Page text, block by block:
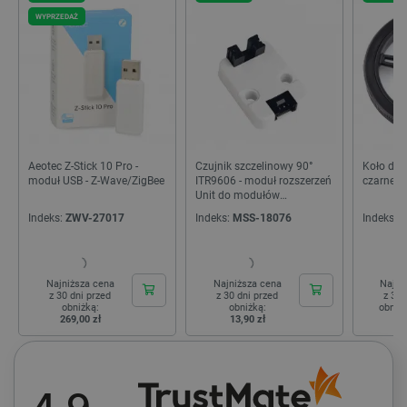
zł
Aeotec Z-Stick 10 Pro -
moduł USB - Z-Wave/ZigBee
Indeks: ZWV-27017
Najniższa cena
z 30 dni przed
obniżką:
269,00 zł
WYPRZEDAŻ
Czujnik szczelinowy 90°
ITR9606 - moduł rozszerzeń
Unit do modułów
Indeks: MSS-18076
Najniższa cena
z 30 dni przed
obniżką:
13,90 zł
Koło do
czarne
Indeks:
z 30
.botland.com.pl
VISITOR_PRIVACY_METADATA
YouTube
.youtube.com
Polityce prywatności Google